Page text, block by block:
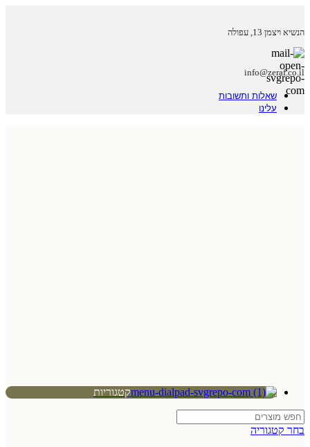
הנשיא ויצמן 13, עפולה
info@zeraf.co.il
שאלות ותשובות
עלינו
קטגוריות
בחר קטגוריה